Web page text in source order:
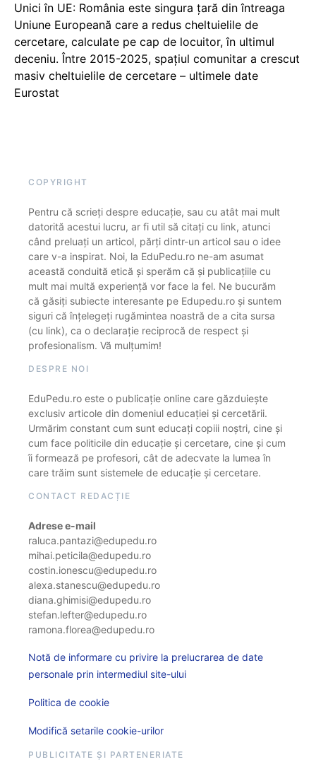
Unici în UE: România este singura țară din întreaga
Uniune Europeană care a redus cheltuielile de
cercetare, calculate pe cap de locuitor, în ultimul
deceniu. Între 2015-2025, spațiul comunitar a crescut
masiv cheltuielile de cercetare – ultimele date
Eurostat
COPYRIGHT
Pentru că scrieți despre educație, sau cu atât mai mult
datorită acestui lucru, ar fi util să citați cu link, atunci
când preluați un articol, părți dintr-un articol sau o idee
care v-a inspirat. Noi, la EduPedu.ro ne-am asumat
această conduită etică și sperăm că și publicațiile cu
mult mai multă experiență vor face la fel. Ne bucurăm
că găsiți subiecte interesante pe Edupedu.ro și suntem
siguri că înțelegeți rugămintea noastră de a cita sursa
(cu link), ca o declarație reciprocă de respect și
profesionalism. Vă mulțumim!
DESPRE NOI
EduPedu.ro este o publicație online care găzduiește
exclusiv articole din domeniul educației și cercetării.
Urmărim constant cum sunt educați copiii noștri, cine și
cum face politicile din educație și cercetare, cine și cum
îi formează pe profesori, cât de adecvate la lumea în
care trăim sunt sistemele de educație și cercetare.
CONTACT REDACȚIE
Adrese e-mail
raluca.pantazi@edupedu.ro
mihai.peticila@edupedu.ro
costin.ionescu@edupedu.ro
alexa.stanescu@edupedu.ro
diana.ghimisi@edupedu.ro
stefan.lefter@edupedu.ro
ramona.florea@edupedu.ro
Notă de informare cu privire la prelucrarea de date
personale prin intermediul site-ului
Politica de cookie
Modifică setarile cookie-urilor
PUBLICITATE ȘI PARTENERIATE